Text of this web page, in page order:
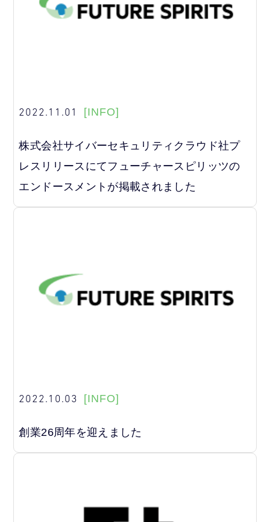
2022.11.01 [INFO]
株式会社サイバーセキュリティクラウド社プ
レスリリースにてフューチャースピリッツの
エンドースメントが掲載されました
2022.10.03 [INFO]
創業26周年を迎えました